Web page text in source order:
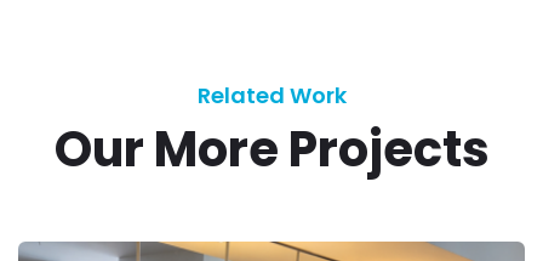
Related Work
Our More Projects